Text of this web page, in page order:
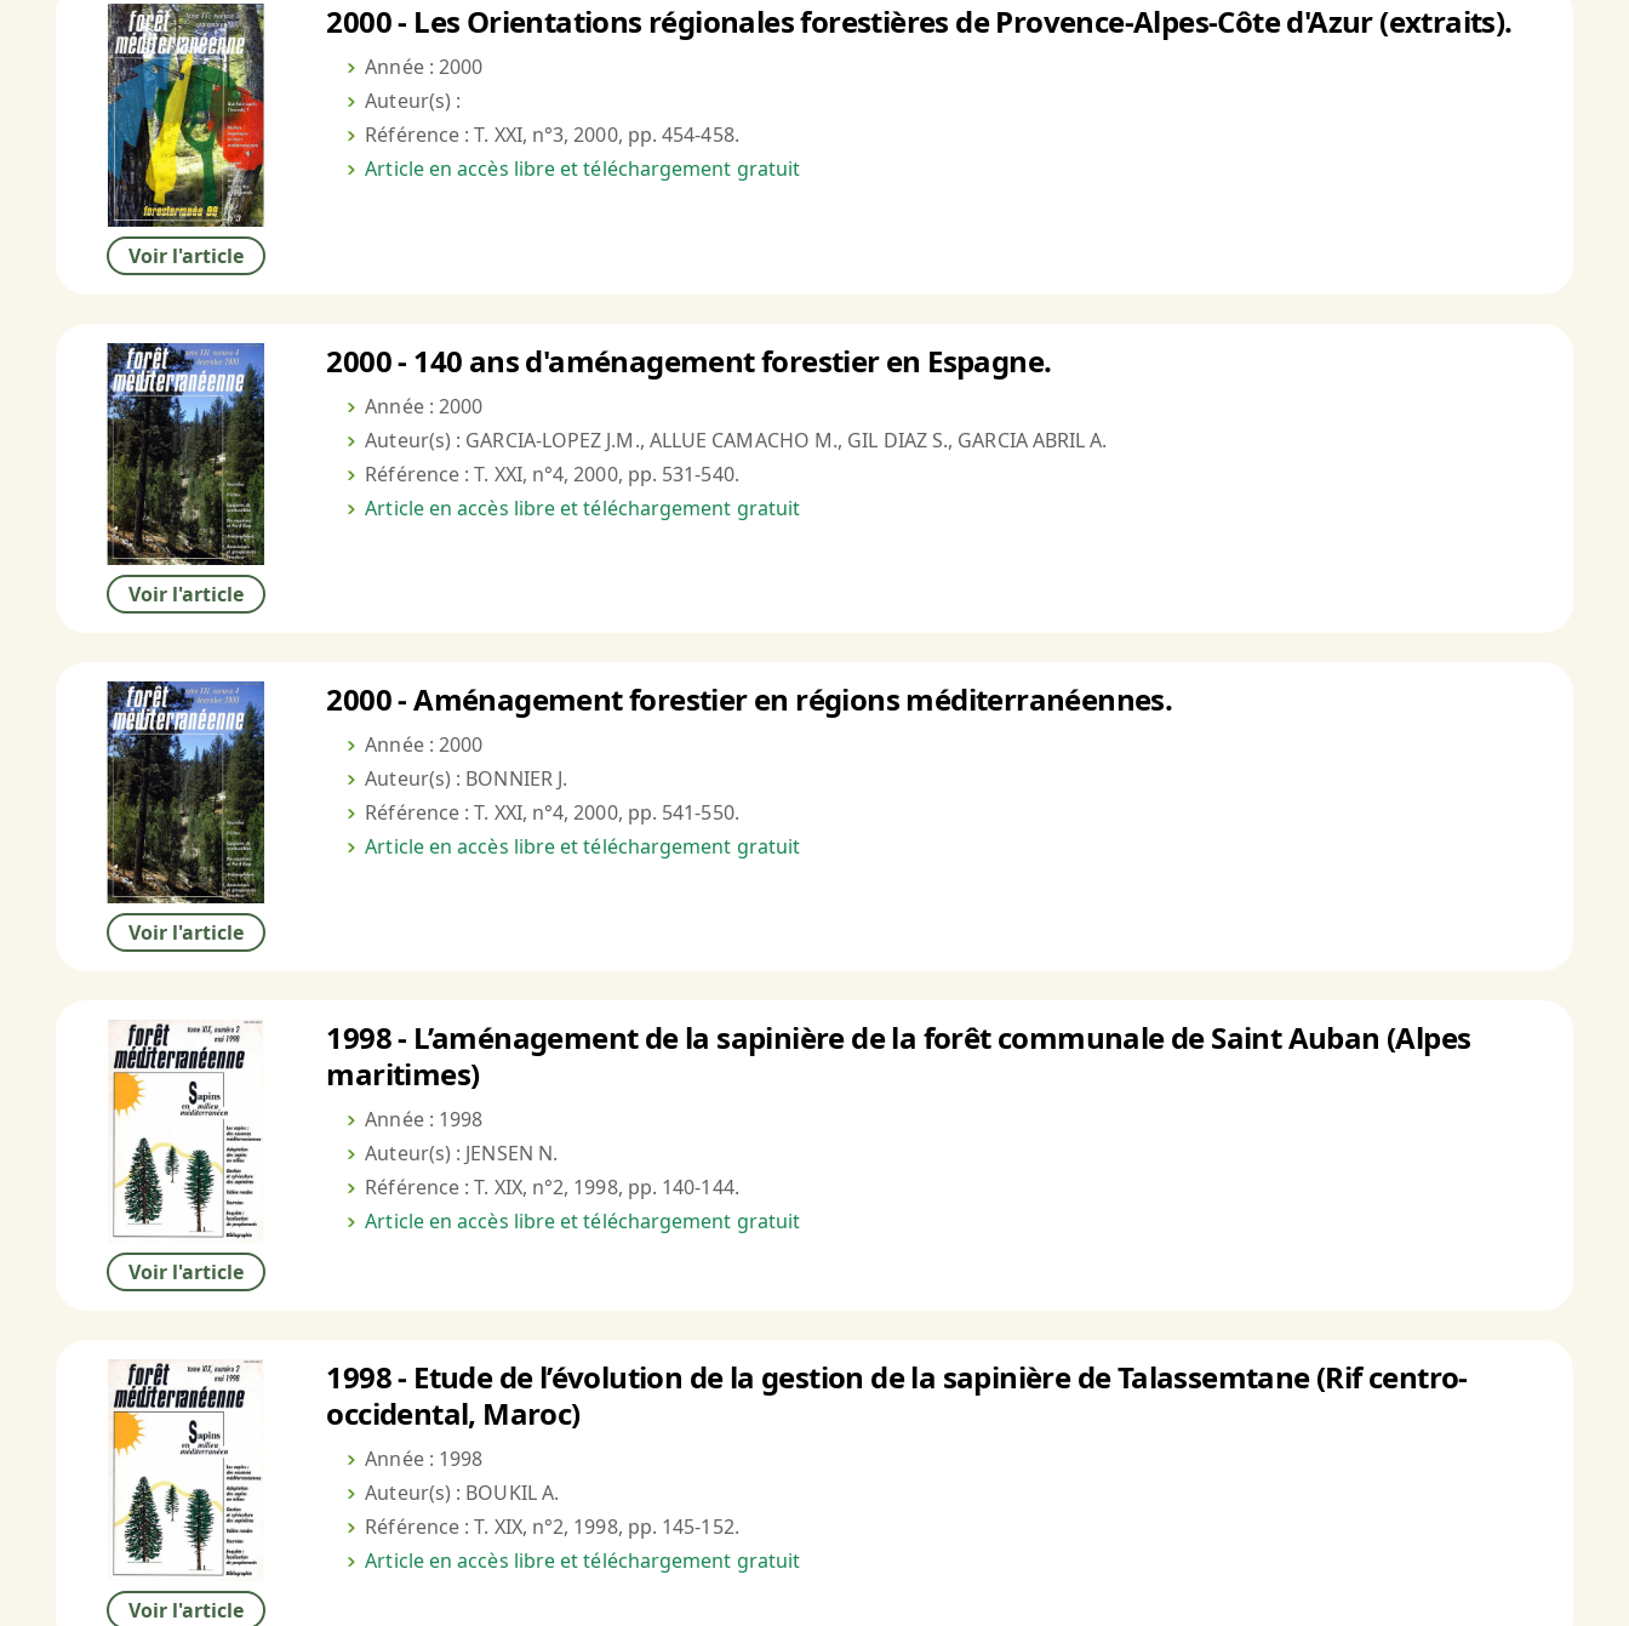
Voir l'article
2000 - Les Orientations régionales forestières de Provence-Alpes-Côte d'Azur (extraits).
Année : 2000
Auteur(s) :
Référence : T. XXI, n°3, 2000, pp. 454-458.
Article en accès libre et téléchargement gratuit
Voir l'article
2000 - 140 ans d'aménagement forestier en Espagne.
Année : 2000
Auteur(s) : GARCIA-LOPEZ J.M., ALLUE CAMACHO M., GIL DIAZ S., GARCIA ABRIL A.
Référence : T. XXI, n°4, 2000, pp. 531-540.
Article en accès libre et téléchargement gratuit
Voir l'article
2000 - Aménagement forestier en régions méditerranéennes.
Année : 2000
Auteur(s) : BONNIER J.
Référence : T. XXI, n°4, 2000, pp. 541-550.
Article en accès libre et téléchargement gratuit
Voir l'article
1998 - L’aménagement de la sapinière de la forêt communale de Saint Auban (Alpes
maritimes)
Année : 1998
Auteur(s) : JENSEN N.
Référence : T. XIX, n°2, 1998, pp. 140-144.
Article en accès libre et téléchargement gratuit
Voir l'article
1998 - Etude de l’évolution de la gestion de la sapinière de Talassemtane (Rif centro-
occidental, Maroc)
Année : 1998
Auteur(s) : BOUKIL A.
Référence : T. XIX, n°2, 1998, pp. 145-152.
Article en accès libre et téléchargement gratuit